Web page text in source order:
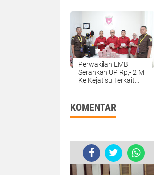
Tersangka
Perwakilan EMB
Serahkan UP Rp,- 2 M
Ke Kejatisu Terkait
Simpang Gambir
Madina
KOMENTAR